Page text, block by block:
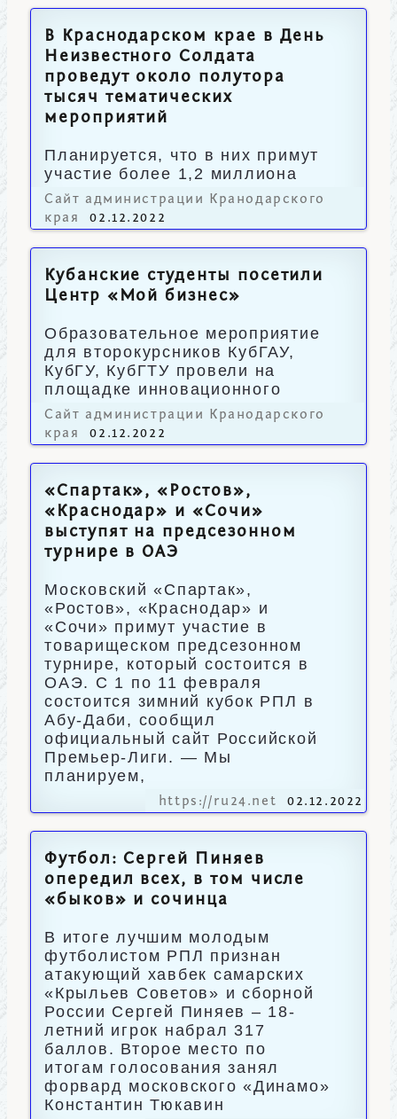
В Краснодарском крае в День
Неизвестного Солдата
проведут около полутора
тысяч тематических
мероприятий
Планируется, что в них примут
участие более 1,2 миллиона
человек.
Сайт администрации Кранодарского
края
02.12.2022
Кубанские студенты посетили
Центр «Мой бизнес»
Образовательное мероприятие
для второкурсников КубГАУ,
КубГУ, КубГТУ провели на
площадке инновационного
центра «Аквариум».
Сайт администрации Кранодарского
края
02.12.2022
«Спартак», «Ростов»,
«Краснодар» и «Сочи»
выступят на предсезонном
турнире в ОАЭ
Московский «Спартак»,
«Ростов», «Краснодар» и
«Сочи» примут участие в
товарищеском предсезонном
турнире, который состоится в
ОАЭ. С 1 по 11 февраля
состоится зимний кубок РПЛ в
Абу-Даби, сообщил
официальный сайт Российской
Премьер-Лиги. — Мы
планируем,
https://ru24.net 02.12.2022
Футбол: Сергей Пиняев
опередил всех, в том числе
«быков» и сочинца
В итоге лучшим молодым
футболистом РПЛ признан
атакующий хавбек самарских
«Крыльев Советов» и сборной
России Сергей Пиняев – 18-
летний игрок набрал 317
баллов. Второе место по
итогам голосования занял
форвард московского «Динамо»
Константин Тюкавин